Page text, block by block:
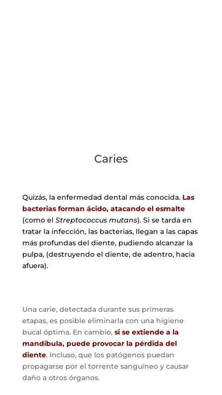
Caries
Quizás, la enfermedad dental más conocida. Las
bacterias forman ácido, atacando el esmalte
(como el Streptococcus mutans). Si se tarda en
tratar la infección, las bacterias, llegan a las capas
más profundas del diente, pudiendo alcanzar la
pulpa, (destruyendo el diente, de adentro, hacia
afuera).
Una carie, detectada durante sus primeras
etapas, es posible eliminarla con una higiene
bucal óptima. En cambio, si se extiende a la
mandíbula, puede provocar la pérdida del
diente. Incluso, que los patógenos puedan
propagarse por el torrente sanguíneo y causar
daño a otros órganos.